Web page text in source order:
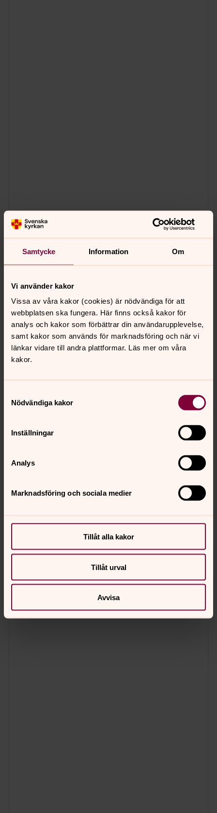
Samtycke Information Om
Vi använder kakor
Vissa av våra kakor (cookies) är nödvändiga för att
webbplatsen ska fungera. Här finns också kakor för
analys och kakor som förbättrar din användarupplevelse,
samt kakor som används för marknadsföring och när vi
länkar vidare till andra plattformar. Läs mer om våra
kakor.
Nödvändiga kakor
Inställningar
Analys
Marknadsföring och sociala medier
Tillåt alla kakor
Tillåt urval
Avvisa